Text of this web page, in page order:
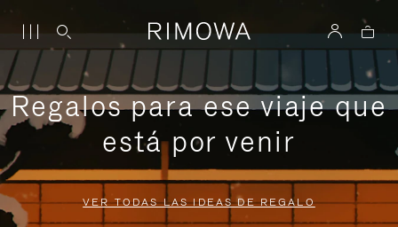
Regalos para ese viaje que
está por venir
VER TODAS LAS IDEAS DE REGALO